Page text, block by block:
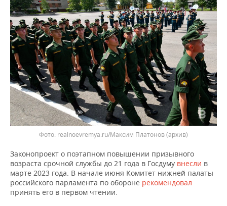
Фото: realnoevremya.ru/Максим Платонов (архив)
Законопроект о поэтапном повышении призывного
возраста срочной службы до 21 года в Госдуму внесли в
марте 2023 года. В начале июня Комитет нижней палаты
российского парламента по обороне рекомендовал
принять его в первом чтении.